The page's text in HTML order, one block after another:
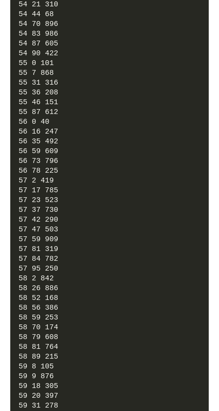
54 21 310
54 44 68
54 70 896
54 83 986
54 87 605
54 90 422
55 0 101
55 7 868
55 31 316
55 36 208
55 46 151
55 87 612
56 0 40
56 16 247
56 35 492
56 59 609
56 73 796
56 78 225
57 2 419
57 17 785
57 23 523
57 37 730
57 42 290
57 47 503
57 59 909
57 81 319
57 84 782
57 95 250
58 2 842
58 26 886
58 52 168
58 56 386
58 59 253
58 70 174
58 79 608
58 81 764
58 89 215
59 8 105
59 9 876
59 18 305
59 20 397
59 31 278